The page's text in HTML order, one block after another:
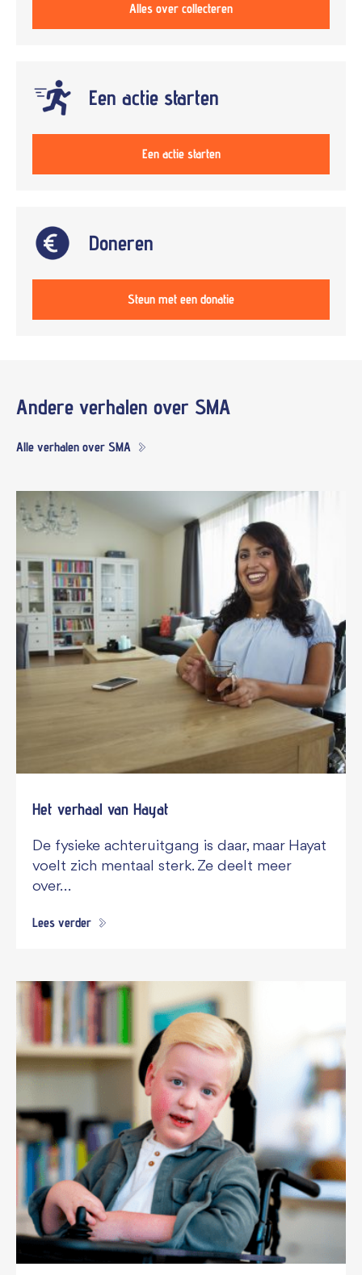
Alles over collecteren
Een actie starten
Een actie starten
Doneren
Steun met een donatie
Andere verhalen over SMA
Alle verhalen over SMA
Het verhaal van Hayat
De fysieke achteruitgang is daar, maar Hayat
voelt zich mentaal sterk. Ze deelt meer
over…
Lees verder